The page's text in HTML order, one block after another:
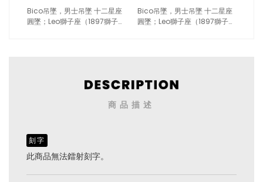
Bico吊墜，男士吊墜 十二星座
圓墜；Leo獅子座（1897獅子藍
Bico吊墜，男士吊墜 十二星座
圓墜；Leo獅子座（1897獅子黑
商品描述
刻字
此商品無法鐳射刻字。